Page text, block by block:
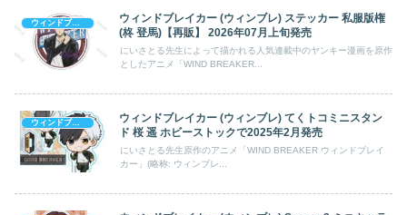
ウィンドブレイカー (ウィンブレ)
ウィンドブレイカー (ウィンブレ) ステッカー 私服版権
(柊 登馬)【再販】 2026年07月上旬発売
にいさとる先生によって描かれる人気連載中のヤンキー漫画を原作
としたアニメ「WIND BREAKER...
ウィンドブレイカー (ウィンブレ)
ウィンドブレイカー (ウィンブレ) てくトコミニスタン
ド 桜 遥 ホビーストックで2025年2月発売
にいさとる先生原作のアニメ「WIND BREAKER ウィンドブレイ
カー」(略称: ウィンブレ...